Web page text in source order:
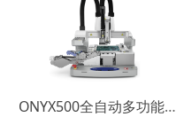
ONYX500全自动多功能返修系统